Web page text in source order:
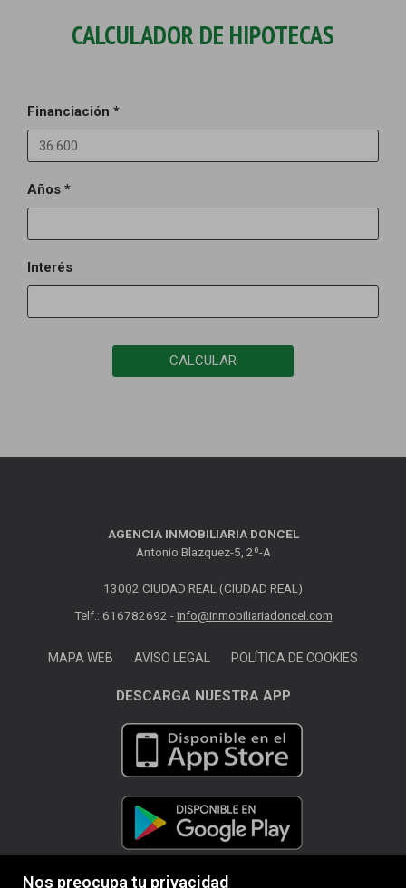
Nos preocupa tu privacidad
CALCULADOR DE HIPOTECAS
Financiación *
Años *
Interés
CALCULAR
AGENCIA INMOBILIARIA DONCEL
Antonio Blazquez-5, 2º-A
13002 CIUDAD REAL (CIUDAD REAL)
Telf.: 616782692 -info@inmobiliariadoncel.com
MAPA WEB AVISO LEGAL POLÍTICA DE COOKIES
DESCARGA NUESTRA APP